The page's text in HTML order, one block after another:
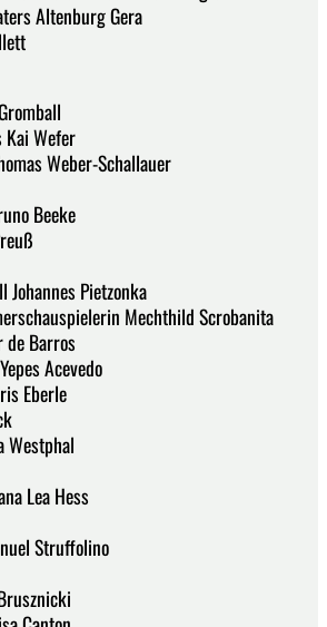
Altenburg Gera
Wefer
Weber-Schallauer
Beeke
Pietzonka
Mechthild Scrobanita
Barros
Acevedo
Eberle
Westphal
Lea Hess
Struffolino